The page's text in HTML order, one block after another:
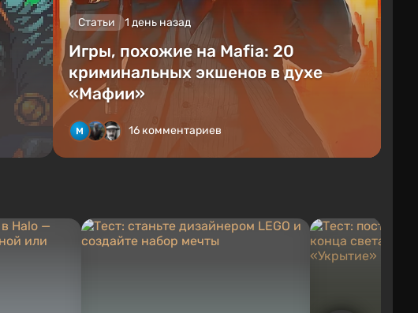
Статьи 1 день назад
Игры, похожие на Mafia: 20
криминальных экшенов в духе
«Мафии»
16 комментариев